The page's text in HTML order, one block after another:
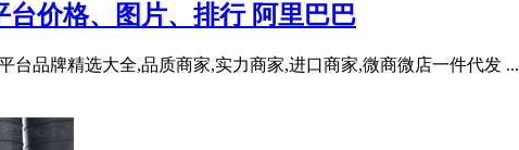
价格、图片、排行 阿里巴巴
台品牌精选大全,品质商家,实力商家,进口商家,微商微店一件代发 ...